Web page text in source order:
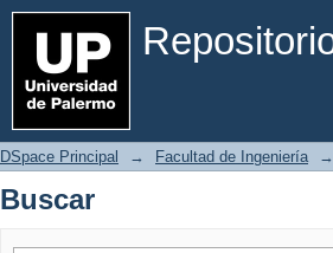
Buscar
DSpace Principal → Facultad de Ingeniería →
Buscar